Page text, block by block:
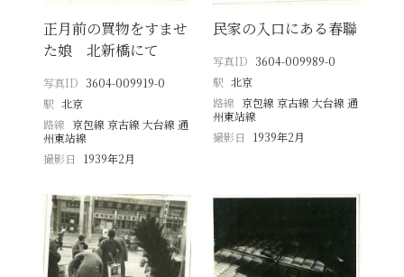
正月前の買物をすませ
た娘 北新橋にて
写真ID 3604-009919-0
駅 北京
路線 京包線 京古線 大台線 通
州東站線
撮影日
1939年2月
民家の入口にある春聯
写真ID 3604-009989-0
駅 北京
路線 京包線 京古線 大台線 通
州東站線
撮影日
1939年2月